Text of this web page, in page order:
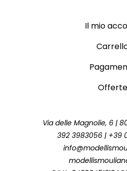
Il mio
Offerte
Via delle Magnolie, 6 |
392 3983056 | +39